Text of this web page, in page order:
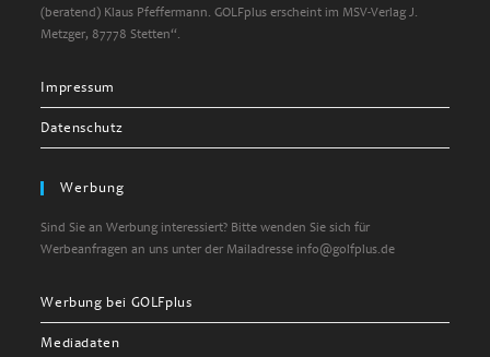
(beratend) Klaus Pfeffermann. GOLFplus erscheint im MSV-Verlag J.
Metzger, 87778 Stetten“.
Impressum
Datenschutz
Werbung
Sind Sie an Werbung interessiert? Bitte wenden Sie sich für
Werbeanfragen an uns unter der Mailadresse info@golfplus.de
Werbung bei GOLFplus
Mediadaten